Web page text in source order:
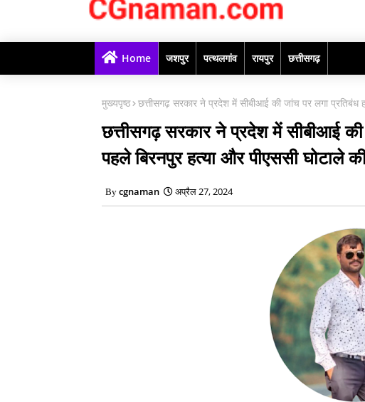
Home जशपुर पत्थलगांव रायपुर छत्तीसगढ़
मुख्यपृष्ठ छत्तीसगढ़ सरकार ने प्रदेश में सीबीआई की जांच पर लगा प्रतिबंध
छत्तीसगढ़ सरकार ने प्रदेश में सीबीआई
पहले बिरनपुर हत्या और पीएससी घोटाले
cgnaman अप्रैल 27, 2024